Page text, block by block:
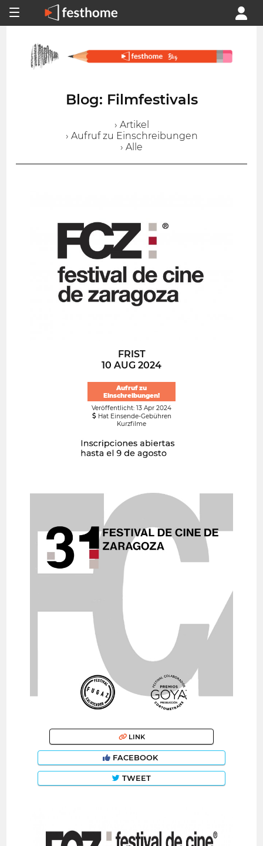
Blog: Filmfestivals
› Artikel
› Aufruf zu Einschreibungen
› Alle
FRIST
10 AUG 2024
Aufruf zu
Einschreibungen!
Veröffentlicht: 13 Apr 2024
Hat Einsende-Gebühren
Kurzfilme
LINK
FACEBOOK
TWEET